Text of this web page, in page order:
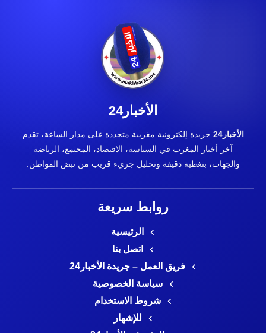
الأخبار24
الأخبار24
جريدة إلكترونية مغربية متجددة على مدار الساعة، تقدم
آخر أخبار المغرب في السياسة، الاقتصاد، المجتمع، الرياضة
والجهات، بتغطية دقيقة وتحليل جريء قريب من نبض المواطن.
روابط سريعة
الرئيسية
اتصل بنا
فريق العمل – جريدة الأخبار24
سياسة الخصوصية
شروط الاستخدام
للإشهار